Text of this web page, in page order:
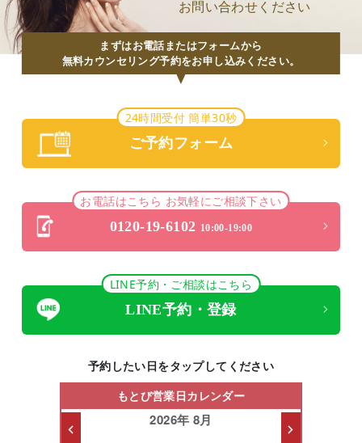
お問い合わせください
まずはお電話またはフォームから
無料カウンセリング予約をお申し込みください。
24時間受付 簡単30秒
ご予約フォーム
お電話はこちら お気軽にご相談下さい
0120-19-6102 10:00-19:00
LINE予約・ご相談はこちら
LINE予約・登録
予約したい日をタップしてください
もとび営業日カレンダー
2026年 8月